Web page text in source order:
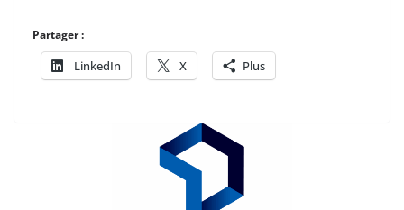
Partager :
LinkedIn X Plus